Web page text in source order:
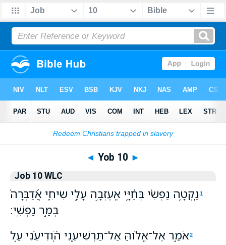
Bible>WLC> Yob 10
◄ Yob 10 ►
Job 10 WLC
1 נָֽקְטָ֥ה נַפְשִׁ֗י בְּחַ֫יָּ֥י אֶֽעֶזְבָ֣ה עָלַ֣י שִׂיחִ֑י אֲ֝דַבְּרָה֗
בְּמַ֣ר נַפְשִֽׁי׃
2אֹמַ֣ר אֶל־אֱ֭לֹוהַּ אַל־תַּרְשִׁיעֵ֑נִי הֹֽ֝ודִיעֵ֗נִי עַ֣ל